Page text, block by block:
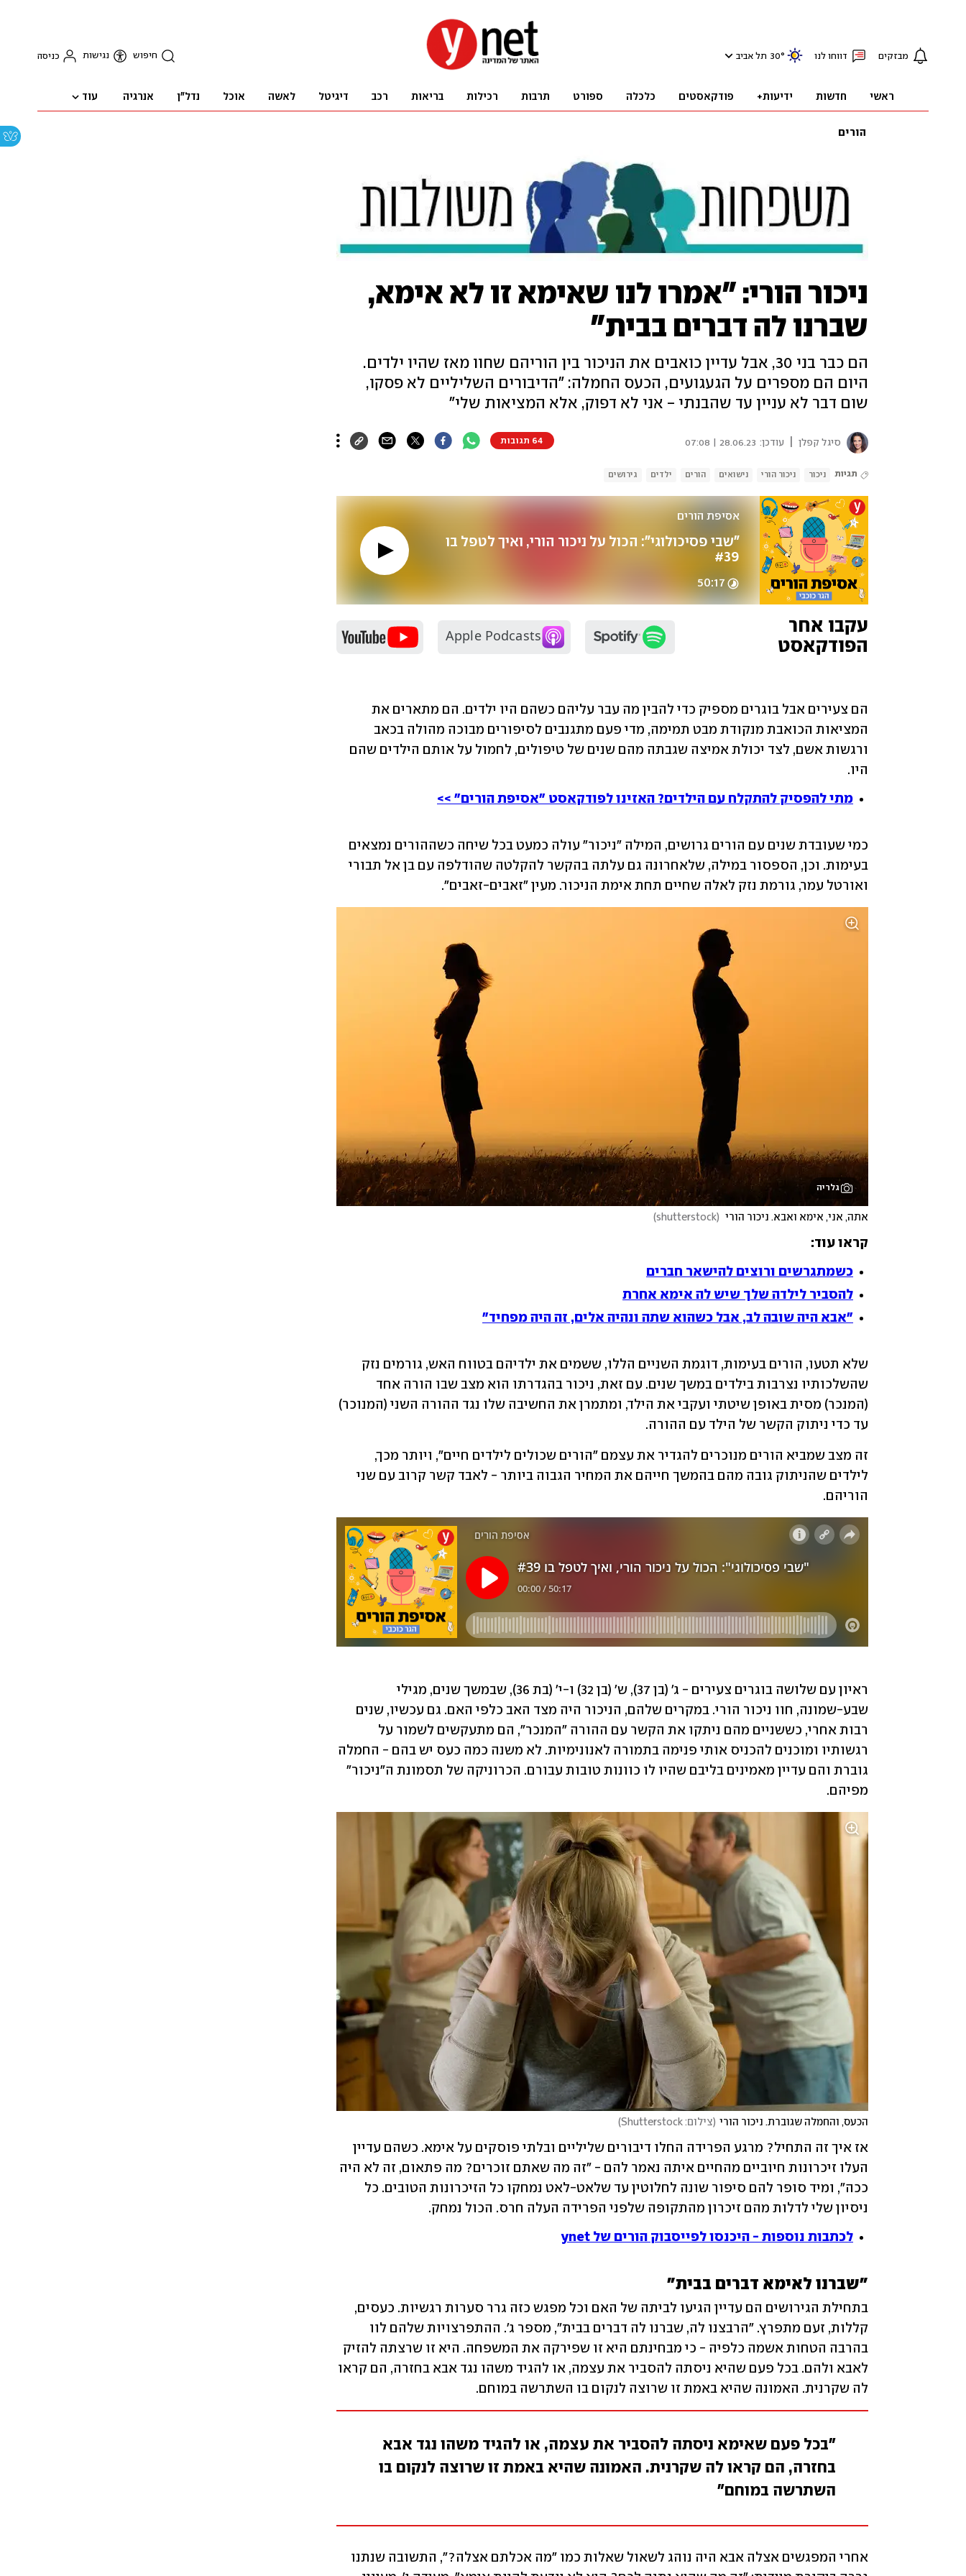
מבזקים דווחו לנו 30° תל אביב חיפוש נגישות כניסה
ראשי חדשות ידיעות+ פודקאסטים כלכלה ספורט תרבות רכילות בריאות רכב דיגיטל לאשה אוכל נדל"ן אנרגיה עוד
הורים
ניכור הורי: "אמרו לנו שאימא זו לא אימא,
שברנו לה דברים בבית"
הם כבר בני 30, אבל עדיין כואבים את הניכור בין הוריהם שחוו מאז שהיו ילדים.
היום הם מספרים על הגעגועים, הכעס החמלה: "הדיבורים השליליים לא פסקו,
שום דבר לא עניין עד שהבנתי - אני לא דפוק, אלא המציאות שלי"
סיגל קפלן עודכן: 28.06.23 | 07:08 64 תגובות
תגיות ניכור ניכור הורי נישואים הורים ילדים גירושים
אסיפת הורים
#39
50:17
הפודקאסט
היו.
מתי להפסיק להתקלח עם הילדים? האזינו לפודקאסט "אסיפת הורים" >>
ואורטל עמר, גורמת נזק לאלה שחיים תחת אימת הניכור. מעין "זאבים-זאבים".
גלריה
אתה, אני, אימא ואבא. ניכור הורי (
shutterstock
)
קראו עוד:
כשמתגרשים ורוצים להישאר חברים
להסביר לילדה שלך שיש לה אימא אחרת
"אבא היה שובה לב, אבל כשהוא שתה ונהיה אלים, זה היה מפחיד"
עד כדי ניתוק הקשר של הילד עם ההורה.
הוריהם.
מפיהם.
הכעס, והחמלה שגוברת. ניכור הורי (צילום: Shutterstock )
ניסיון שלי לדלות מהם זיכרון מהתקופה שלפני הפרידה העלה חרס. הכול נמחק.
לכתבות נוספות - היכנסו לפייסבוק הורים של ynet
"שברנו לאימא דברים בבית"
לה שקרנית. האמונה שהיא באמת זו שרוצה לנקום בו השתרשה במוחם.
"בכל פעם שאימא ניסתה להסביר את עצמה, או להגיד משהו נגד אבא
בחזרה, הם קראו לה שקרנית. האמונה שהיא באמת זו שרוצה לנקום בו
השתרשה במוחם"